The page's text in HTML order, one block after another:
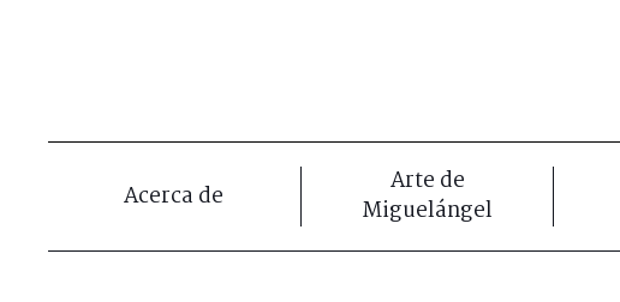
Acerca de
Arte de
Miguelángel